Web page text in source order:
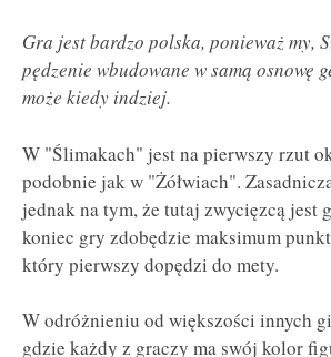
Gra jest bardzo polska, ponieważ my,
pędzenie wbudowane w samą osnowę
może kiedy indziej.
W "Ślimakach" jest na pierwszy rzut
podobnie jak w "Żółwiach".
jednak na tym, że tutaj zwycięzcą jest
koniec gry zdobędzie maksimum
który pierwszy dopędzi do mety.
W odróżnieniu od większości innych
gdzie każdy z graczy ma swój kolor